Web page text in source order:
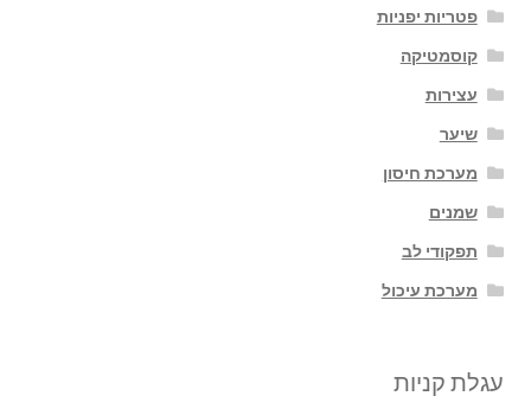
פטריות יפניות
קוסמטיקה
עצירות
שיער
מערכת חיסון
שמנים
תפקודי לב
מערכת עיכול
עגלת קניות